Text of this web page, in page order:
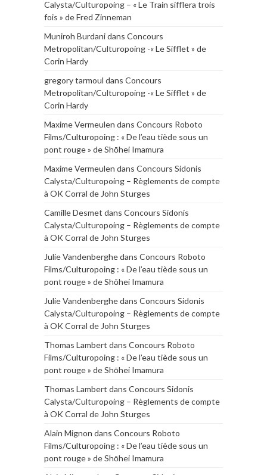
Calysta/Culturopoing – « Le Train sifflera trois
fois » de Fred Zinneman
Muniroh Burdanidans Concours
Metropolitan/Culturopoing -« Le Sifflet » de
Corin Hardy
gregory tarmoul dans Concours
Metropolitan/Culturopoing -« Le Sifflet » de
Corin Hardy
Maxime Vermeulen dans Concours Roboto
Films/Culturopoing : « De l’eau tiède sous un
pont rouge » de Shōhei Imamura
Maxime Vermeulen dans Concours Sidonis
Calysta/Culturopoing – Règlements de compte
à OK Corral de John Sturges
Camille Desmet dans Concours Sidonis
Calysta/Culturopoing – Règlements de compte
à OK Corral de John Sturges
Julie Vandenberghedans Concours Roboto
Films/Culturopoing : « De l’eau tiède sous un
pont rouge » de Shōhei Imamura
Julie Vandenberghedans Concours Sidonis
Calysta/Culturopoing – Règlements de compte
à OK Corral de John Sturges
Thomas Lambert dans Concours Roboto
Films/Culturopoing : « De l’eau tiède sous un
pont rouge » de Shōhei Imamura
Thomas Lambert dans Concours Sidonis
Calysta/Culturopoing – Règlements de compte
à OK Corral de John Sturges
Alain Mignon dans Concours Roboto
Films/Culturopoing : « De l’eau tiède sous un
pont rouge » de Shōhei Imamura